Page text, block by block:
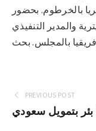
بالخرطوم. بحضور
والمدير التنفيذي
PREVIOUS POST